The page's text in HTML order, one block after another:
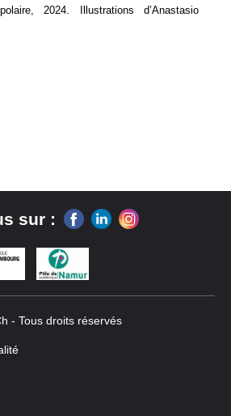
2024. Illustrations d’Anastasio
sur :
- Tous droits réservés